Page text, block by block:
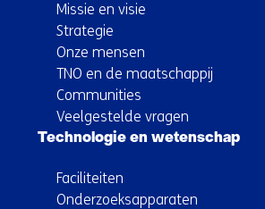
Missie en visie
Strategie
Onze mensen
TNO en de maatschappij
Communities
Veelgestelde vragen
Technologie en wetenschap
Faciliteiten
Onderzoeksapparaten